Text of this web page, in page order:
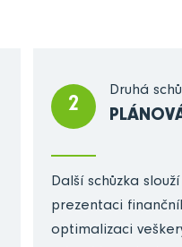
2
Druhá
Další schůzka
prezentaci
optimalizaci